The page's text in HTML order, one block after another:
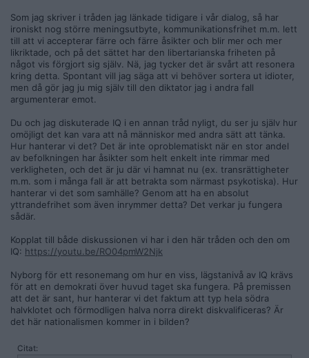
Som jag skriver i tråden jag länkade tidigare i vår dialog, så har
ironiskt nog större meningsutbyte, kommunikationsfrihet m.m. lett
till att vi accepterar färre och färre åsikter och blir mer och mer
likriktade, och på det sättet har den libertarianska friheten på
något vis förgjort sig själv. Nä, jag tycker det är svårt att resonera
kring detta. Spontant vill jag säga att vi behöver sortera ut idioter,
men då gör jag ju mig själv till den diktator jag i andra fall
argumenterar emot.
Du och jag diskuterade IQ i en annan tråd nyligt, du ser ju själv hur
omöjligt det kan vara att nå människor med andra sätt att tänka.
Hur hanterar vi det? Det är inte oproblematiskt när en stor andel
av befolkningen har åsikter som helt enkelt inte rimmar med
verkligheten, och det är ju där vi hamnat nu (ex. transrättigheter
m.m. som i många fall är att betrakta som närmast psykotiska). Hur
hanterar vi det som samhälle? Genom att ha en absolut
yttrandefrihet som även inrymmer detta? Det verkar ju fungera
sådär.
Kopplat till både diskussionen vi har i den här tråden och den om
IQ: https://youtu.be/RO04pmW2Njk
Nyborg för ett resonemang om hur en viss, lägstanivå av IQ krävs
för att en demokrati över huvud taget ska fungera. På premissen
att det är sant, hur hanterar vi det faktum att typ hela södra
halvklotet och förmodligen halva norra direkt diskvalificeras? Är
det här nationalismen kommer in i bilden?
Citat: